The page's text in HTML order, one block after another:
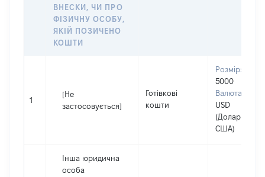
ВНЕСКИ, ЧИ ПРО
ФІЗИЧНУ ОСОБУ,
ЯКІЙ ПОЗИЧЕНО
КОШТИ
1
[Не
застосовується]
Готівкові
кошти
Розмір:
5000
Валюта:
USD
(Долар
США)
Інша юридична
особа